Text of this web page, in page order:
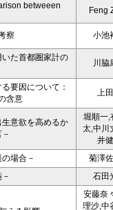
betweeen
Feng
察 小池
た首都圏家計の
川脇
要因について：
含意
上
意欲を高めるか
堀順一,
太,中川
井
場合－
菊澤
石田
安藤奈
理沙,中